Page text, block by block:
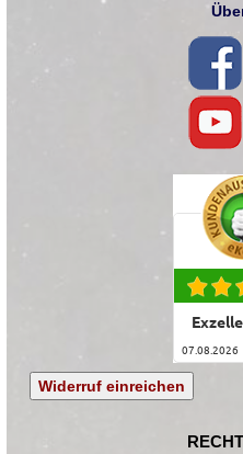
07.08.2026
Widerruf einreichen